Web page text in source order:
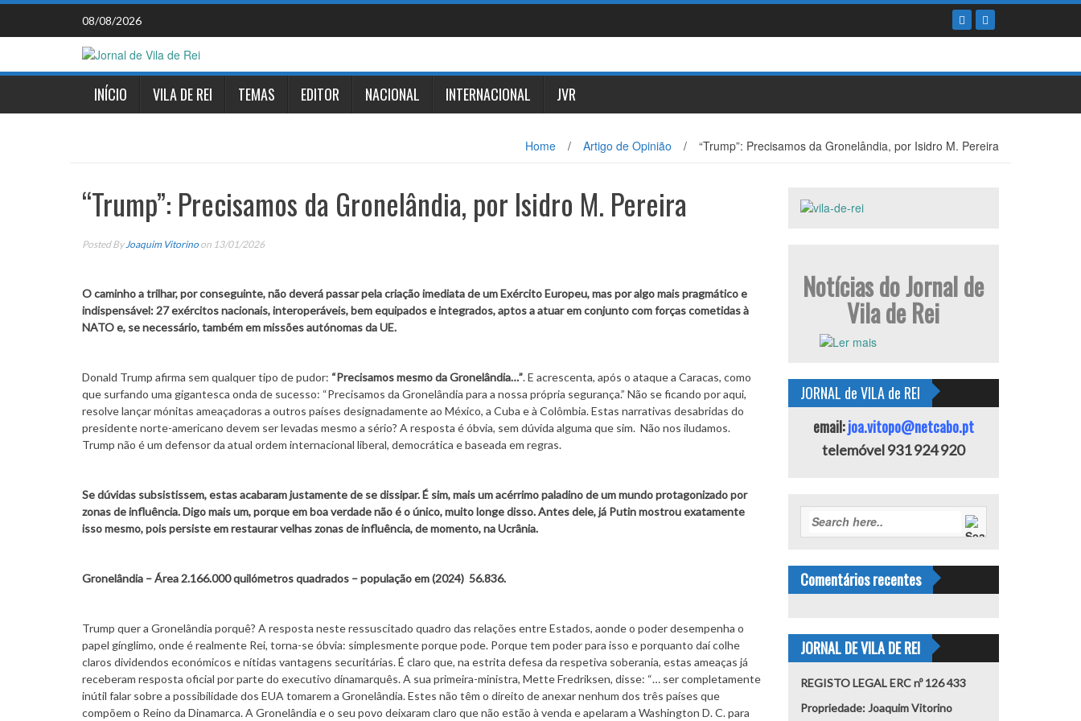
Skip
content
08/08/2026
INÍCIO VILA DE REI TEMAS EDITOR NACIONAL INTERNACIONAL JVR
Home / Artigo de Opinião / “Trump”: Precisamos da Gronelândia, por Isidro M. Pereira
“Trump”: Precisamos da Gronelândia, por Isidro M. Pereira
Posted By Joaquim Vitorino on 13/01/2026
O caminho a trilhar, por conseguinte, não deverá passar pela criação imediata de um Exército Europeu, mas por algo mais pragmático e
indispensável: 27 exércitos nacionais, interoperáveis, bem equipados e integrados, aptos a atuar em conjunto com forças cometidas à
NATO e, se necessário, também em missões autónomas da UE.
Donald Trump afirma sem qualquer tipo de pudor: “Precisamos mesmo da Gronelândia…”. E acrescenta, após o ataque a Caracas, como
que surfando uma gigantesca onda de sucesso: “Precisamos da Gronelândia para a nossa própria segurança.” Não se ficando por aqui,
resolve lançar mónitas ameaçadoras a outros países designadamente ao México, a Cuba e à Colômbia. Estas narrativas desabridas do
presidente norte-americano devem ser levadas mesmo a sério? A resposta é óbvia, sem dúvida alguma que sim. Não nos iludamos.
Trump não é um defensor da atual ordem internacional liberal, democrática e baseada em regras.
Se dúvidas subsistissem, estas acabaram justamente de se dissipar. É sim, mais um acérrimo paladino de um mundo protagonizado por
zonas de influência. Digo mais um, porque em boa verdade não é o único, muito longe disso. Antes dele, já Putin mostrou exatamente
isso mesmo, pois persiste em restaurar velhas zonas de influência, de momento, na Ucrânia.
Gronelândia – Área 2.166.000 quilómetros quadrados – população em (2024) 56.836.
Trump quer a Gronelândia porquê? A resposta neste ressuscitado quadro das relações entre Estados, aonde o poder desempenha o
papel gínglimo, onde é realmente Rei, torna-se óbvia: simplesmente porque pode. Porque tem poder para isso e porquanto daí colhe
claros dividendos económicos e nítidas vantagens securitárias. É claro que, na estrita defesa da respetiva soberania, estas ameaças já
receberam resposta oficial por parte do executivo dinamarquês. A sua primeira-ministra, Mette Fredriksen, disse: “… ser completamente
inútil falar sobre a possibilidade dos EUA tomarem a Gronelândia. Estes não têm o direito de anexar nenhum dos três países que
compõem o Reino da Dinamarca. A Gronelândia e o seu povo deixaram claro que não estão à venda e apelaram a Washington D. C. para
Notícias do Jornal de
Vila de Rei
JORNAL de VILA de REI
email:joa.vitopo@netcabo.pt
telemóvel 931 924 920
Comentários recentes
JORNAL DE VILA DE REI
REGISTO LEGAL ERC nº 126 433
Propriedade: Joaquim Vitorino